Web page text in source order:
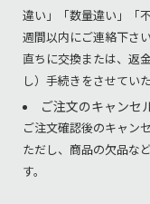
違い」「数量違い」「
週間以内にご連絡下さい
直ちに交換または、返
し）手続きをさせてい
ご注文のキャンセ
ご注文確認後のキャン
ただし、商品の欠品な
す。